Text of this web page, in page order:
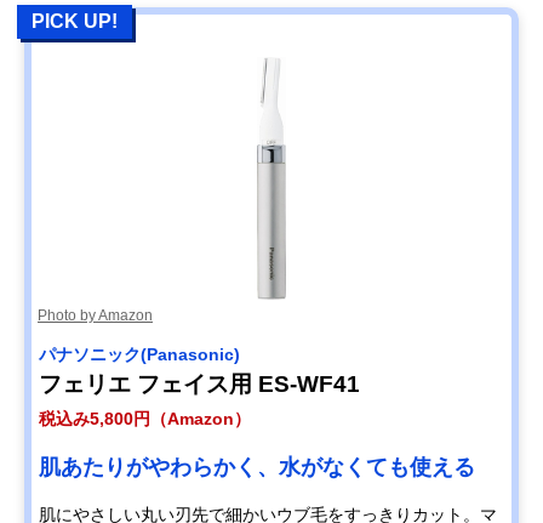
PICK UP!
Photo by Amazon
パナソニック(Panasonic)
フェリエ フェイス用 ES-WF41
税込み5,800円（Amazon）
肌あたりがやわらかく、水がなくても使える
肌にやさしい丸い刃先で細かいウブ毛をすっきりカット。マ